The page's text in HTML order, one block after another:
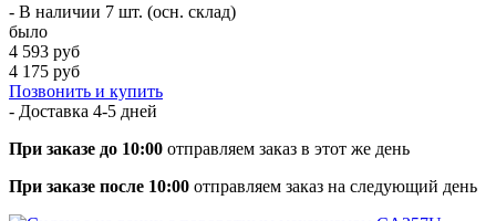
- В наличии 7 шт. (осн. склад)
было
4 593 руб
4 175 руб
Позвонить и купить
- Доставка 4-5 дней
При заказе до 10:00 отправляем заказ в этот же день
При заказе после 10:00 отправляем заказ на следующий день